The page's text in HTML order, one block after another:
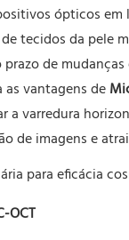
ópticos
tecidos da
de
as vantagens de
a varredura
de imagens e
OCT